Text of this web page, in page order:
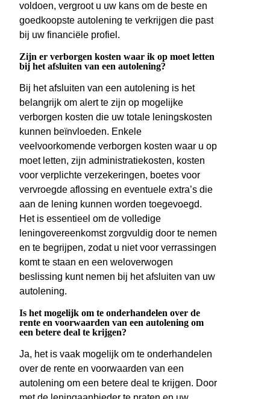
voldoen, vergroot u uw kans om de beste en
goedkoopste autolening te verkrijgen die past
bij uw financiële profiel.
Zijn er verborgen kosten waar ik op moet letten
bij het afsluiten van een autolening?
Bij het afsluiten van een autolening is het
belangrijk om alert te zijn op mogelijke
verborgen kosten die uw totale leningskosten
kunnen beïnvloeden. Enkele
veelvoorkomende verborgen kosten waar u op
moet letten, zijn administratiekosten, kosten
voor verplichte verzekeringen, boetes voor
vervroegde aflossing en eventuele extra’s die
aan de lening kunnen worden toegevoegd.
Het is essentieel om de volledige
leningovereenkomst zorgvuldig door te nemen
en te begrijpen, zodat u niet voor verrassingen
komt te staan en een weloverwogen
beslissing kunt nemen bij het afsluiten van uw
autolening.
Is het mogelijk om te onderhandelen over de
rente en voorwaarden van een autolening om
een betere deal te krijgen?
Ja, het is vaak mogelijk om te onderhandelen
over de rente en voorwaarden van een
autolening om een betere deal te krijgen. Door